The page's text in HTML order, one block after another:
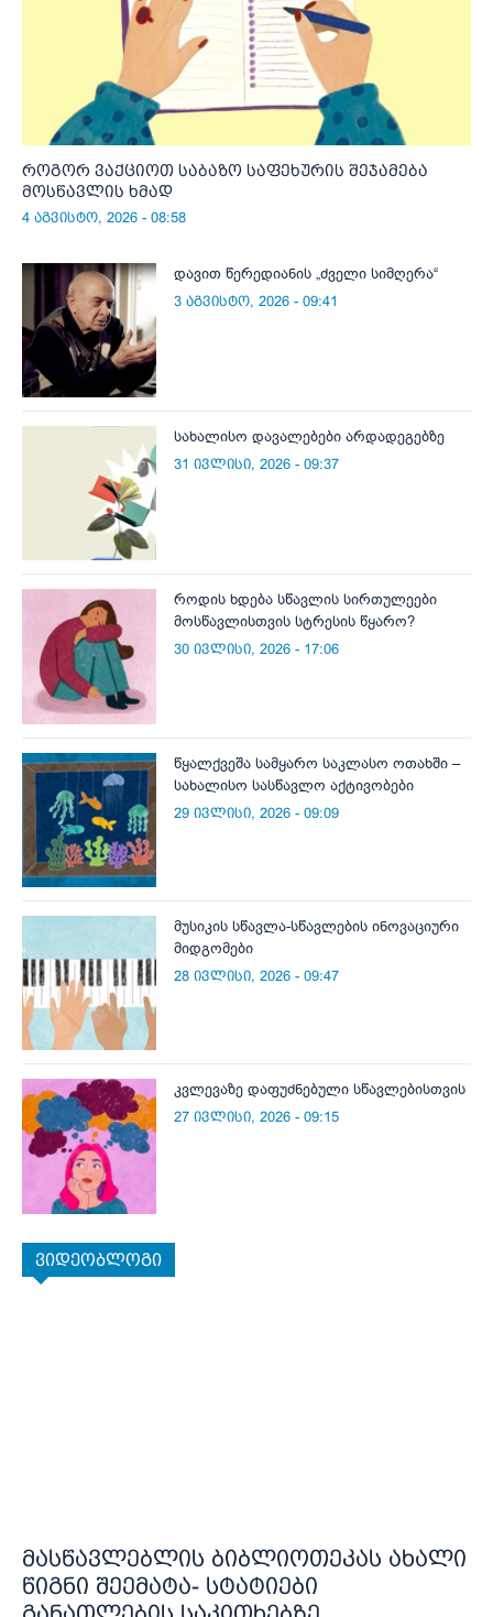
როგორ ვაქციოთ საბაზო საფეხურის შეჯამება
მოსწავლის ხმად
4 აგვისტო, 2026 - 08:58
დავით წერედიანის „ძველი სიმღერა“
3 აგვისტო, 2026 - 09:41
სახალისო დავალებები არდადეგებზე
31 ივლისი, 2026 - 09:37
როდის ხდება სწავლის სირთულეები
მოსწავლისთვის სტრესის წყარო?
30 ივლისი, 2026 - 17:06
წყალქვეშა სამყარო საკლასო ოთახში –
სახალისო სასწავლო აქტივობები
29 ივლისი, 2026 - 09:09
მუსიკის სწავლა-სწავლების ინოვაციური
მიდგომები
28 ივლისი, 2026 - 09:47
კვლევაზე დაფუძნებული სწავლებისთვის
27 ივლისი, 2026 - 09:15
ვიდეობლოგი
მასწავლებლის ბიბლიოთეკას ახალი
წიგნი შეემატა- სტატიები